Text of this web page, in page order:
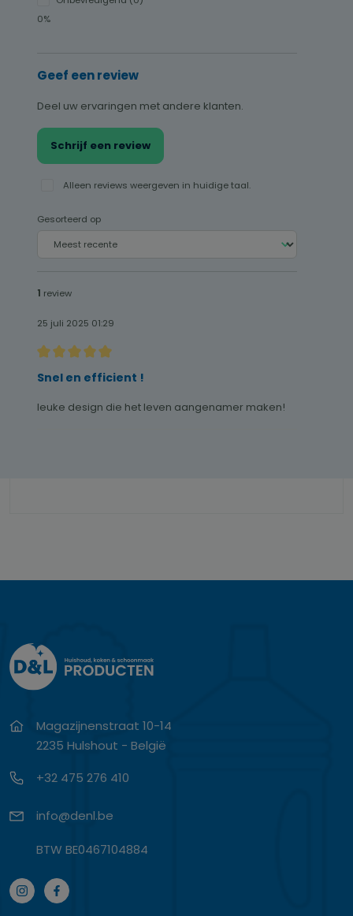
0%
Geef een review
Deel uw ervaringen met andere klanten.
Schrijf een review
Alleen reviews weergeven in huidige taal.
Gesorteerd op
1 review
25 juli 2025 01:29
Recensie met een waardering van 5 van de 5 sterren
Snel en efficient !
leuke design die het leven aangenamer maken!
Magazijnenstraat 10-14
2235 Hulshout - België
+32 475 276 410
info@denl.be
BTW BE0467104884